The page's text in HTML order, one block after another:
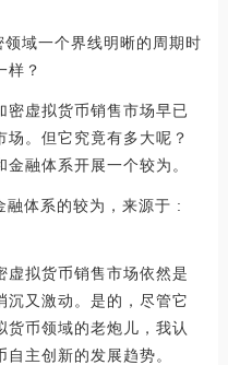
域一个界线明晰的周期时
样？
密虚拟货币销售市场早已
。但它究竟有多大呢？
融体系开展一个较为。
融体系的较为，来源于 :
虚拟货币销售市场依然是
沉又激动。是的，尽管它
币领域的老炮儿，我认
主创新的发展趋势。